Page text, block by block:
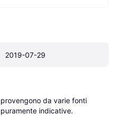
2019-07-29
da varie fonti
indicative.